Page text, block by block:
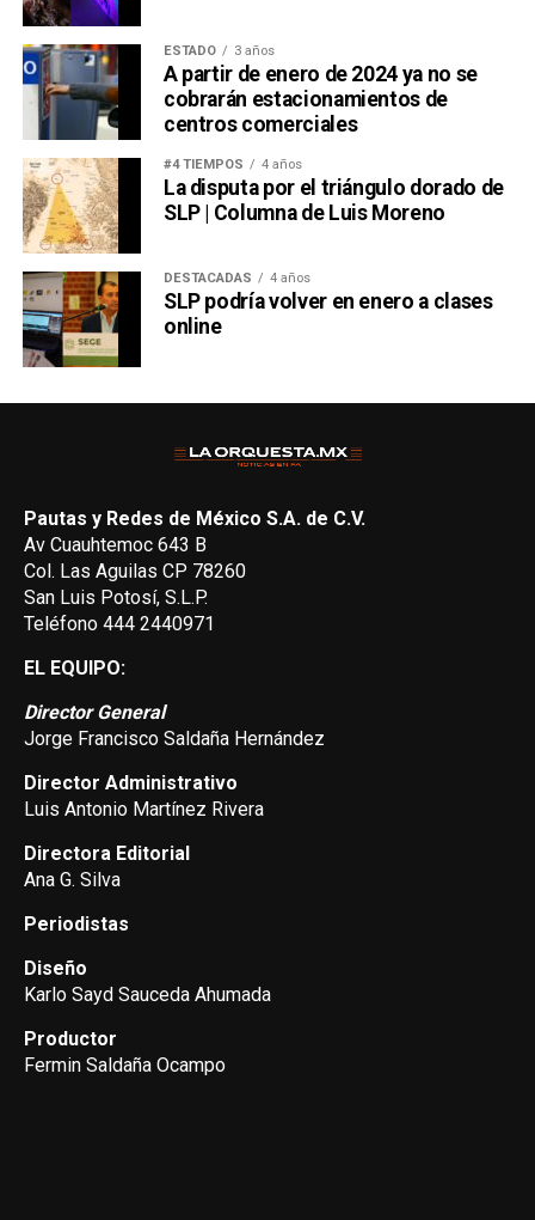
ESTADO 3 años
A partir de enero de 2024 ya no se
cobrarán estacionamientos de
centros comerciales
#4 TIEMPOS 4 años
La disputa por el triángulo dorado de
SLP | Columna de Luis Moreno
DESTACADAS 4 años
SLP podría volver en enero a clases
online
Pautas y Redes de México S.A. de C.V.
Av Cuauhtemoc 643 B
Col. Las Aguilas CP 78260
San Luis Potosí, S.L.P.
Teléfono 444 2440971
EL EQUIPO:
Director General
Jorge Francisco Saldaña Hernández
Director Administrativo
Luis Antonio Martínez Rivera
Directora Editorial
Ana G. Silva
Periodistas
Diseño
Karlo Sayd Sauceda Ahumada
Productor
Fermin Saldaña Ocampo